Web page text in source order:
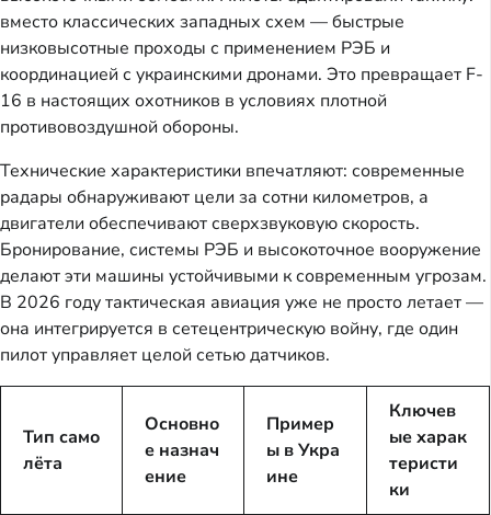
вместо классических западных схем — быстрые
низковысотные проходы с применением РЭБ и
координацией с украинскими дронами. Это превращает F-
16 в настоящих охотников в условиях плотной
противовоздушной обороны.
Технические характеристики впечатляют: современные
радары обнаруживают цели за сотни километров, а
двигатели обеспечивают сверхзвуковую скорость.
Бронирование, системы РЭБ и высокоточное вооружение
делают эти машины устойчивыми к современным угрозам.
В 2026 году тактическая авиация уже не просто летает —
она интегрируется в сетецентрическую войну, где один
пилот управляет целой сетью датчиков.
Тип само
лёта
Основно
е назнач
ение
Пример
ы в Укра
ине
Ключев
ые харак
теристи
ки